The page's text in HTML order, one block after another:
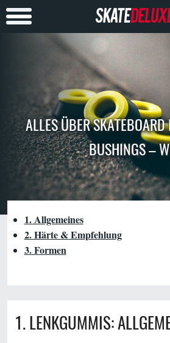
ALLES ÜBER
BUSHINGS –
1. Allgemeines
2. Härte & Empfehlung
3. Formen
1. LENKGUMMIS: